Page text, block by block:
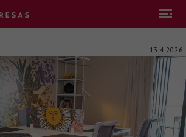
13.4.2026